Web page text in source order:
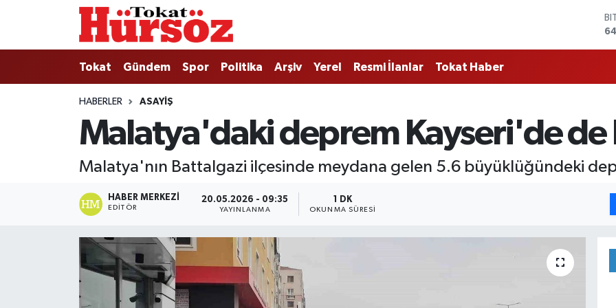
Tokat Gündem Spor Politika Arşiv Yerel Resmi İlanlar Tokat Haber
HABERLER ASAYIŞ
Malatya'daki deprem Kayseri'de de
Malatya'nın Battalgazi ilçesinde meydana gelen 5.6 büyüklüğündeki
HABER MERKEZI
EDITÖR
20.05.2026 - 09:35
YAYINLANMA
1 DK
OKUNMA SÜRESI
Tokat
Türkiye Gündemi
Gündem
Tokat Spor
Nöbetçi Eczaneler
Hava Durumu
Tokat Namaz Vakitleri
Süper Lig Puan Durumu ve Fikstür
Son Dakika Haberleri
Haber Arşivi